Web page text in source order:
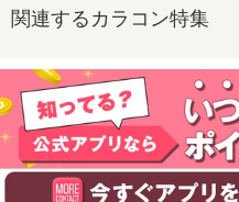
関連するカラコン特集